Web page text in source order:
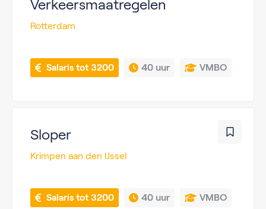
Verkeersmaatregelen
Rotterdam
Salaris tot 3200 40 uur VMBO
Sloper
Krimpen aan den IJssel
Salaris tot 3200 40 uur VMBO